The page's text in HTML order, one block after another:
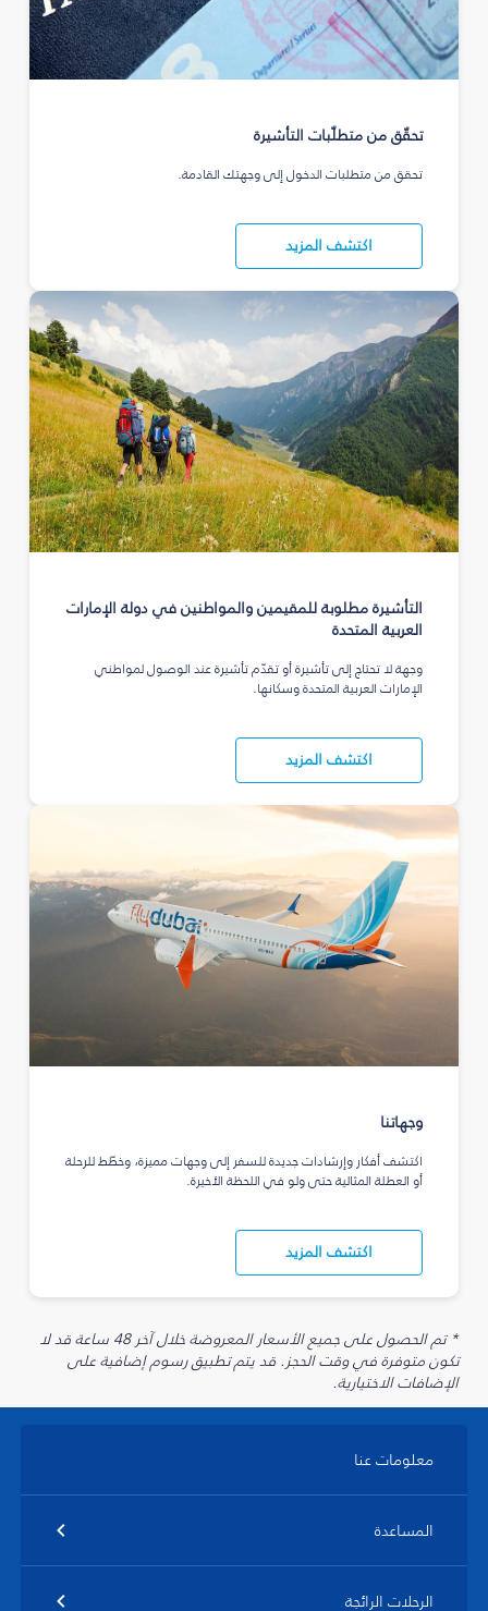
تحقّق من متطلّبات التأشيرة
تحقق من متطلبات الدخول إلى وجهتك القادمة.
اكتشف المزيد
التأشيرة مطلوبة للمقيمين والمواطنين في دولة الإمارات
العربية المتحدة
وجهة لا تحتاج إلى تأشيرة أو تقدّم تأشيرة عند الوصول لمواطني
الإمارات العربية المتحدة وسكانها.
اكتشف المزيد
وجهاتنا
اكتشف أفكار وإرشادات جديدة للسفر إلى وجهات مميزة، وخطّط للرحلة
أو العطلة المثالية حتى ولو في اللحظة الأخيرة.
اكتشف المزيد
* تم الحصول على جميع الأسعار المعروضة خلال آخر 48 ساعة قد لا
تكون متوفرة في وقت الحجز. قد يتم تطبيق رسوم إضافية على
الإضافات الاختيارية.
معلومات عنا
المساعدة
الرحلات الرائجة